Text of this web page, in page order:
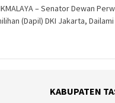
– Senator Dewan
(Dapil) DKI Jakarta,
KABUPATEN